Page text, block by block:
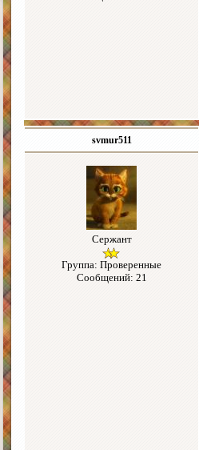
svmur511
Сержант
Группа: Проверенные
Сообщений: 21